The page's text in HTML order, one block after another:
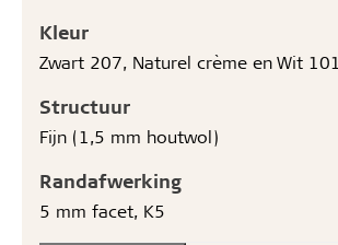
Kleur
Zwart 207, Naturel crème en Wit 101
Structuur
Fijn (1,5 mm houtwol)
Randafwerking
5 mm facet, K5